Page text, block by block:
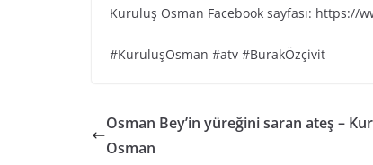
Kuruluş Osman Facebook sayfası: https://
#KuruluşOsman #atv #BurakÖzçivit
Osman Bey’in yüreğini saran ateş –
Osman